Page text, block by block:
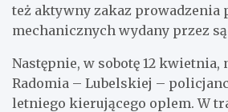
też aktywny zakaz prowadzenia
mechanicznych wydany przez
Następnie, w sobotę 12 kwietnia,
Radomia – Lubelskiej –
letniego kierującego oplem. W